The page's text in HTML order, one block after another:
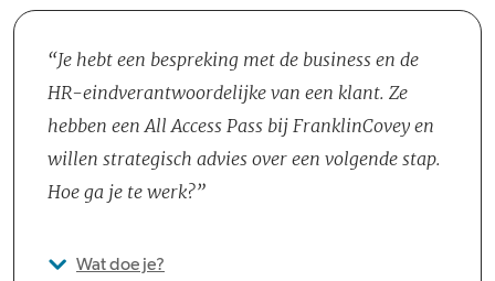
Je hebt een bespreking met de business en de
HR-eindverantwoordelijke van een klant. Ze
hebben een All Access Pass bij FranklinCovey en
willen strategisch advies over een volgende stap.
Hoe ga je te werk?
Wat doe je?